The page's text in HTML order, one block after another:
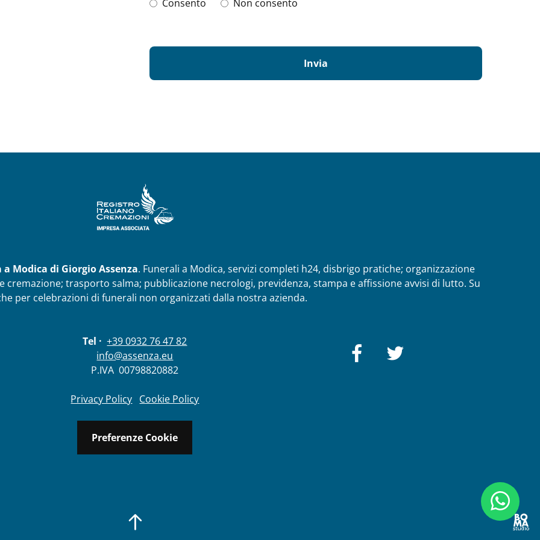
Consento
Non consento
Modica di Giorgio Assenza. Funerali a Modica, servizi completi h24, disbrigo pratiche; organizzazione
trasporto salma; pubblicazione necrologi, previdenza, stampa e affissione avvisi di lutto. Su
per celebrazioni di funerali non organizzati dalla nostra azienda.
Tel · +39 0932 76 47 82
info@assenza.eu
P.IVA 00798820882
Privacy Policy Cookie Policy
Preferenze Cookie